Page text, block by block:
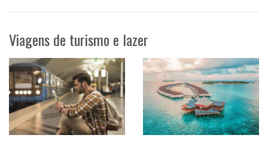
Viagens de turismo e lazer